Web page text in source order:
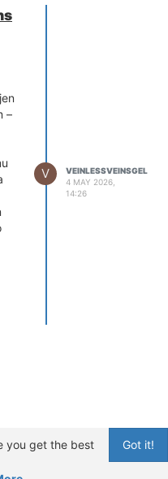
–
V
VEINLESSVEINSGEL
4 MAY 2026,
14:26
Got it!
you get the best